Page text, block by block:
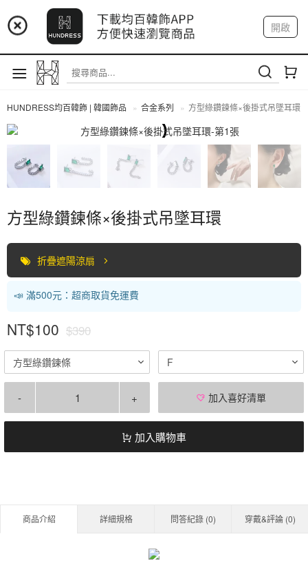
📢 市集預告：9/4-9/6 淡水捷運站
📢 市集預告：9/12-9/13 八里海巡基地
📢 市集預告：8/22-8/23 桃園青埔置地廣場
開啟
註冊 我的帳戶
HUNDRESS均百韓飾 | 韓國飾品 合金系列 方型綠鑽鍊條×後掛式吊墜耳環
方型綠鑽鍊條×後掛式吊墜耳環
折疊遮陽涼扇
📣 滿500元：超商取貨免運費
NT$100 $390
方型綠鑽鍊條 F
- + 加入喜好清單
加入購物車
商品介紹 詳細規格 問答紀錄 (0) 穿戴&評論 (0)